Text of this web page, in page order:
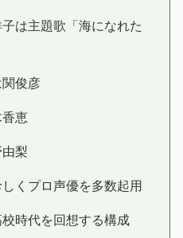
は主題歌「海になれた
俊彦
恵
梨
くプロ声優を多数起用
時代を回想する構成